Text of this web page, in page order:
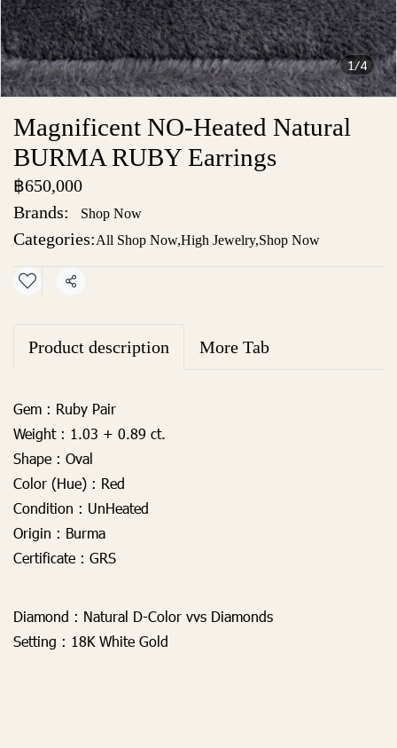
1/4
Magnificent NO-Heated Natural
BURMA RUBY Earrings
฿650,000
Brands:
Shop Now
Categories:All Shop Now,High Jewelry,Shop Now
Share
Product description More Tab
Gem : Ruby Pair
Weight : 1.03 + 0.89 ct.
Shape : Oval
Color (Hue) : Red
Condition : UnHeated
Origin : Burma
Certificate : GRS
Diamond : Natural D-Color vvs Diamonds
Setting : 18K White Gold